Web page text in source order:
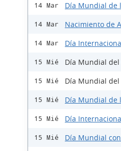
14 Mar Día Mundial de
14 Mar Nacimiento de
14 Mar Día
15 Mié Día Mundial del
15 Mié Día Mundial
15 Mié Día Mundial de
15 Mié Día
15 Mié Día Mundial